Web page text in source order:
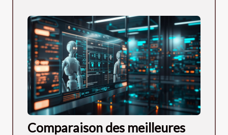
Comparaison des meilleures